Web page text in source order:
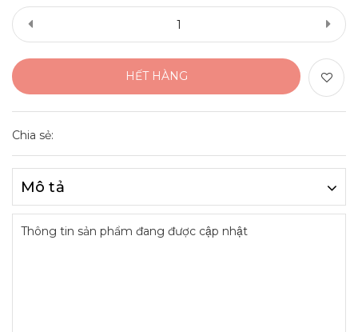
HẾT HÀNG
Chia sẻ:
Mô tả
Thông tin sản phẩm đang được cập nhật